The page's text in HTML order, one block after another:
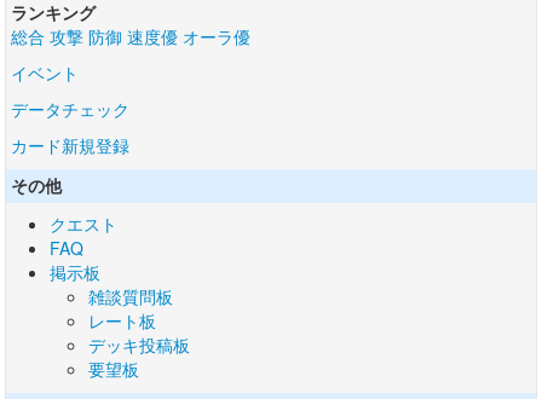
ランキング
総合 攻撃 防御 速度優 オーラ優
イベント
データチェック
カード新規登録
その他
クエスト
FAQ
掲示板
雑談質問板
レート板
デッキ投稿板
要望板